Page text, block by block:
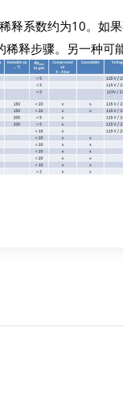
释系数约为10。如
稀释步骤。另一种可